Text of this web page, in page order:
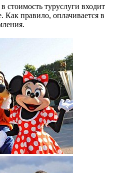
стоимость туруслуги входит
Как правило, оплачивается в